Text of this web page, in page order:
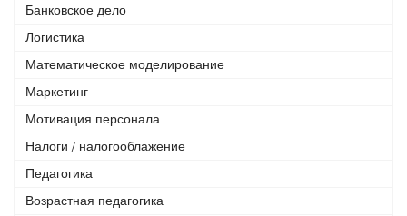
Банковское дело
Логистика
Математическое моделирование
Маркетинг
Мотивация персонала
Налоги / налогооблажение
Педагогика
Возрастная педагогика